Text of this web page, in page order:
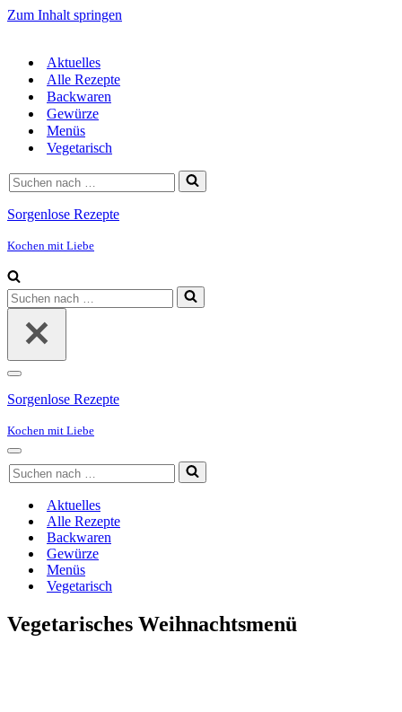
Zum Inhalt springen
Aktuelles
Alle Rezepte
Backwaren
Gewürze
Menüs
Vegetarisch
Suchen
nach …
Sorgenlose Rezepte
Kochen mit Liebe
Suchen
nach …
Navigationsmenü
Sorgenlose Rezepte
Kochen mit Liebe
Navigationsmenü
Suchen
nach …
Aktuelles
Alle Rezepte
Backwaren
Gewürze
Menüs
Vegetarisch
Vegetarisches Weihnachtsmenü